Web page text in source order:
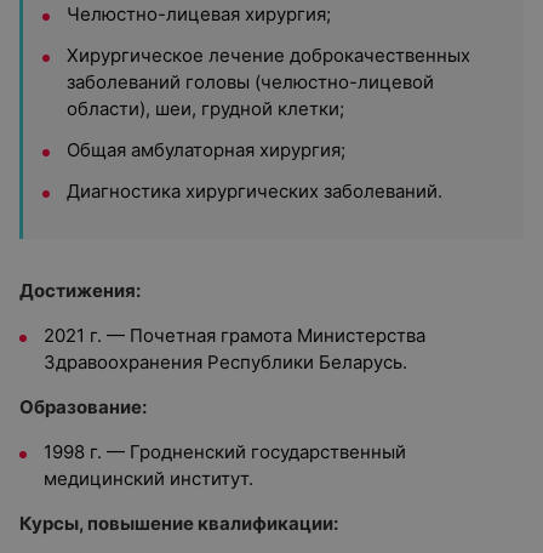
Челюстно-лицевая хирургия;
Хирургическое лечение доброкачественных
заболеваний головы (челюстно-лицевой
области), шеи, грудной клетки;
Общая амбулаторная хирургия;
Диагностика хирургических заболеваний.
Достижения:
2021 г. — Почетная грамота Министерства
Здравоохранения Республики Беларусь.
Образование:
1998 г. — Гродненский государственный
медицинский институт.
Курсы, повышение квалификации: